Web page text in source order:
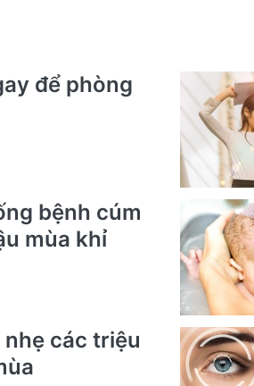
để phòng
bệnh cúm
mùa khỉ
các triệu